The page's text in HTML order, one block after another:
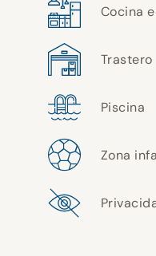
Cocina
Trastero
Piscina
Zona